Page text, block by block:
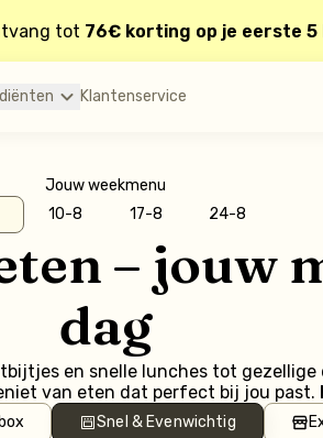
tot 76€ korting op je eerste 5
Klantenservice
Jouw weekmenu
10-8 17-8 24-8
– jouw
dag
en snelle lunches tot gezellige
van eten dat perfect bij jou past.
Snel & Evenwichtig